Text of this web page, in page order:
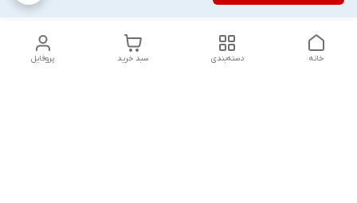
پروفایل سبد خرید دسته‌بندی خانه